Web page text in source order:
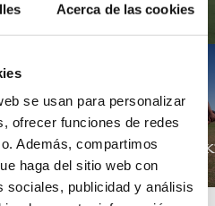
Acerca de las cookies
se usan para personalizar
ofrecer funciones de redes
Además, compartimos
haga del sitio web con
sociales, publicidad y análisis
Fußballstiftung
7993
Teilnehmer an